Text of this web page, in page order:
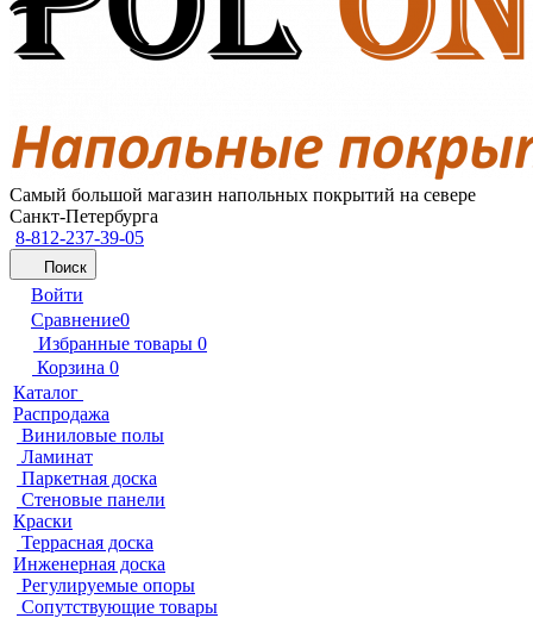
Самый большой магазин напольных покрытий на севере
Санкт-Петербурга
8-812-237-39-05
Поиск
Войти
Сравнение0
Избранные товары 0
Корзина 0
Каталог
Распродажа
Виниловые полы
Ламинат
Паркетная доска
Стеновые панели
Краски
Террасная доска
Инженерная доска
Регулируемые опоры
Сопутствующие товары